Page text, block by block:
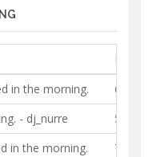
in the morning.
6 - 5
- dj_nurre
5 - 4
in the morning.
7 - 4